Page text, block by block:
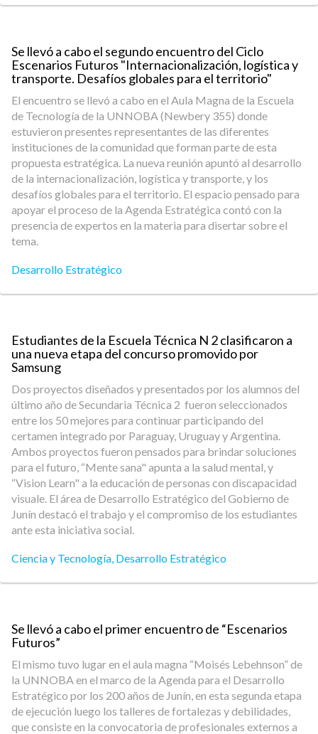
Se llevó a cabo el segundo encuentro del Ciclo
Escenarios Futuros "Internacionalización, logística y
transporte. Desafíos globales para el territorio"
El encuentro se llevó a cabo en el Aula Magna de la Escuela
de Tecnología de la UNNOBA (Newbery 355) donde
estuvieron presentes representantes de las diferentes
instituciones de la comunidad que forman parte de esta
propuesta estratégica. La nueva reunión apuntó al desarrollo
de la internacionalización, logística y transporte, y los
desafíos globales para el territorio. El espacio pensado para
apoyar el proceso de la Agenda Estratégica contó con la
presencia de expertos en la materia para disertar sobre el
tema.
Desarrollo Estratégico
Estudiantes de la Escuela Técnica N 2 clasificaron a
una nueva etapa del concurso promovido por
Samsung
Dos proyectos diseñados y presentados por los alumnos del
último año de Secundaria Técnica 2 fueron seleccionados
entre los 50 mejores para continuar participando del
certamen integrado por Paraguay, Uruguay y Argentina.
Ambos proyectos fueron pensados para brindar soluciones
para el futuro, “Mente sana" apunta a la salud mental, y
“Vision Learn" a la educación de personas con discapacidad
visuale. El área de Desarrollo Estratégico del Gobierno de
Junín destacó el trabajo y el compromiso de los estudiantes
ante esta iniciativa social.
Ciencia y Tecnología, Desarrollo Estratégico
Se llevó a cabo el primer encuentro de “Escenarios
Futuros”
El mismo tuvo lugar en el aula magna “Moisés Lebehnson” de
la UNNOBA en el marco de la Agenda para el Desarrollo
Estratégico por los 200 años de Junín, en esta segunda etapa
de ejecución luego los talleres de fortalezas y debilidades,
que consiste en la convocatoria de profesionales externos a